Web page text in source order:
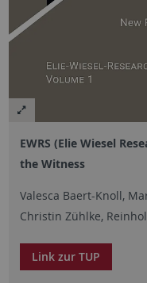
EWRS (Elie Wiesel
the Witness
Valesca Baert-Knoll,
Christin Zühlke,
Link zur TUP